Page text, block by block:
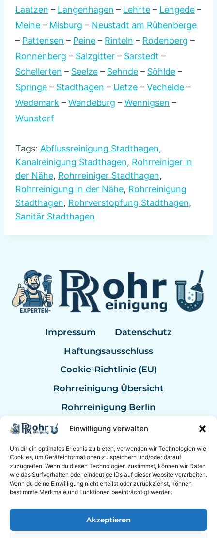
Einwilligung verwalten
Um dir ein optimales Erlebnis zu bieten, verwenden wir Technologien wie
Cookies, um Geräteinformationen zu speichern und/oder darauf
zuzugreifen. Wenn du diesen Technologien zustimmst, können wir Daten
wie das Surfverhalten oder eindeutige IDs auf dieser Website verarbeiten.
Wenn du deine Einwilligung nicht erteilst oder zurückziehst, können
bestimmte Merkmale und Funktionen beeinträchtigt werden.
Akzeptieren
Laatzen – Langenhagen – Lehrte – Lengede –
Meine – Misburg – Neustadt am Rübenberge
– Pattensen – Peine – Rinteln – Rodenberg –
Ronnenberg – Salzgitter – Sarstedt –
Schellerten – Seelze – Sehnde – Söhlde –
Springe – Stadthagen – Uetze – Vechelde –
Wedemark – Wendeburg – Wennigsen –
Wunstorf
Tags: Abflussreinigung Stadthagen,
Kanalreinigung Stadthagen, Rohrreiniger in
der Nähe, Rohrreiniger Stadthagen,
Rohrreinigung in der Nähe, Rohrreinigung
Stadthagen, Rohrverstopfung Stadthagen,
Sanitär Stadthagen
Impressum
Datenschutz
Haftungsausschluss
Cookie-Richtlinie (EU)
Rohrreinigung Übersicht
Rohrreinigung Berlin
Rohrreinigung Bremen
Rohrreinigung Kassel
Rohrreinigung Mannheim
Rohrreinigung Bundesweit
© 2026 Rohrreinigung Hannover Sanitär mit